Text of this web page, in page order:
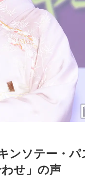
ンソテー・
せ」の声